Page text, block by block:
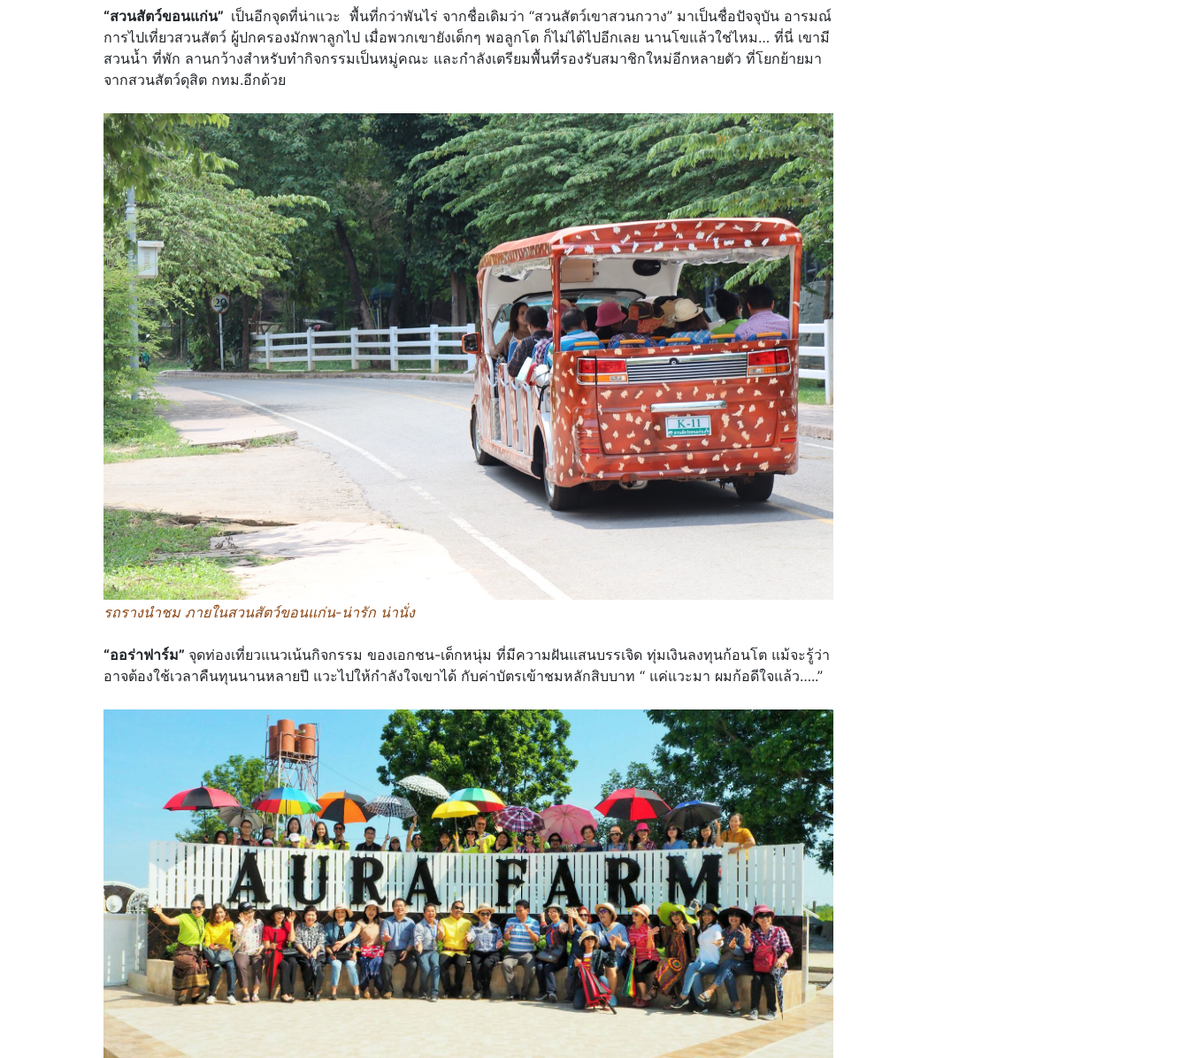
“สวนสัตว์ขอนแก่น” เป็นอีกจุดที่น่าแวะ พื้นที่กว่าพันไร่ จากชื่อเดิมว่า “สวนสัตว์เขาสวนกวาง” มาเป็นชื่อปัจจุบัน อารมณ์
การไปเที่ยวสวนสัตว์ ผู้ปกครองมักพาลูกไป เมื่อพวกเขายังเด็กๆ พอลูกโต ก็ไม่ได้ไปอีกเลย นานโขแล้วใช่ไหม… ที่นี่ เขามี
สวนน้ำ ที่พัก ลานกว้างสำหรับทำกิจกรรมเป็นหมู่คณะ และกำลังเตรียมพื้นที่รองรับสมาชิกใหม่อีกหลายตัว ที่โยกย้ายมา
จากสวนสัตว์ดุสิต กทม.อีกด้วย
รถรางนำชม ภายในสวนสัตว์ขอนแก่น-น่ารัก น่านั่ง
“ออร่าฟาร์ม” จุดท่องเที่ยวแนวเน้นกิจกรรม ของเอกชน-เด็กหนุ่ม ที่มีความฝันแสนบรรเจิด ทุ่มเงินลงทุนก้อนโต แม้จะรู้ว่า
อาจต้องใช้เวลาคืนทุนนานหลายปี แวะไปให้กำลังใจเขาได้ กับค่าบัตรเข้าชมหลักสิบบาท “ แค่แวะมา ผมก้อดีใจแล้ว…..”